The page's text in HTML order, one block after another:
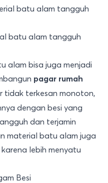
batu alam tangguh
alam bisa juga menjadi
pagar rumah
tidak terkesan monoton,
dengan besi yang
dan terjamin
material batu alam juga
lebih menyatu
Besi